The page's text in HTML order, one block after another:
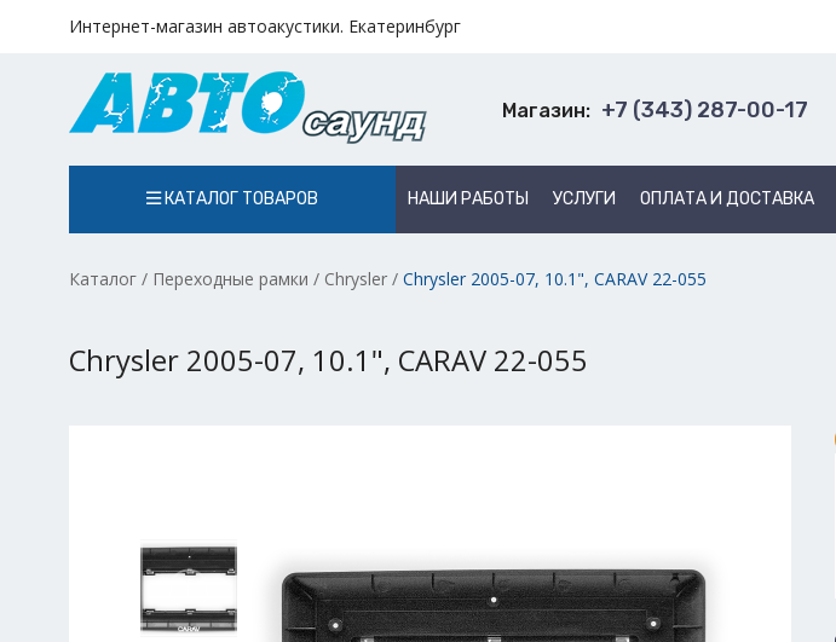
Интернет-магазин автоакустики. Екатеринбург
Магазин: +7 (343) 287-00-17
КАТАЛОГ ТОВАРОВ НАШИ РАБОТЫ УСЛУГИ ОПЛАТА И ДОСТАВКА
Каталог / Переходные рамки / Chrysler / Chrysler 2005-07, 10.1", CARAV 22-055
Chrysler 2005-07, 10.1", CARAV 22-055